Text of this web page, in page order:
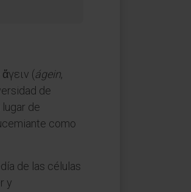
(ágein,
de
lugar de
como
de las células
y